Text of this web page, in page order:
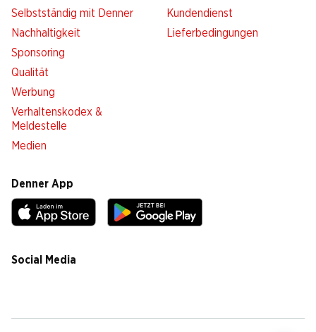
Selbstständig mit Denner
Nachhaltigkeit
Sponsoring
Qualität
Werbung
Verhaltenskodex &
Meldestelle
Medien
Kundendienst
Lieferbedingungen
Denner App
Social Media